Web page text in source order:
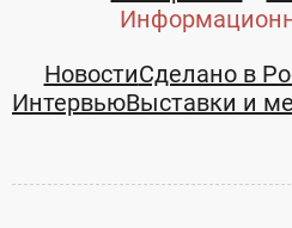
НовостиСделано в
ИнтервьюВыставки и